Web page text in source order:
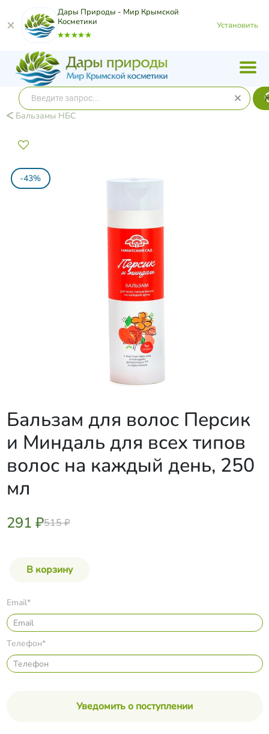
Дары Природы - Мир Крымской
Косметики
Установить
Бальзамы НБС
-43%
Бальзам для волос Персик
и Миндаль для всех типов
волос на каждый день, 250
мл
291 ₽515 ₽
Email*
Телефон*
Уведомить о поступлении